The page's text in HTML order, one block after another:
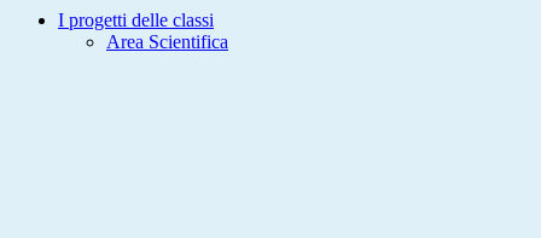
I progetti delle classi
Area Scientifica